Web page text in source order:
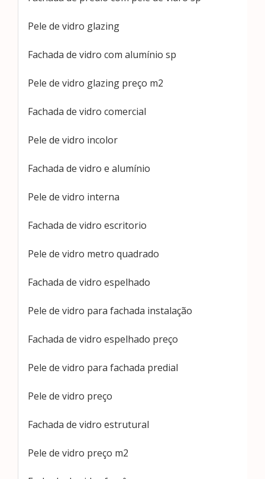
Pele de vidro glazing
Fachada de vidro com alumínio sp
Pele de vidro glazing preço m2
Fachada de vidro comercial
Pele de vidro incolor
Fachada de vidro e alumínio
Pele de vidro interna
Fachada de vidro escritorio
Pele de vidro metro quadrado
Fachada de vidro espelhado
Pele de vidro para fachada instalação
Fachada de vidro espelhado preço
Pele de vidro para fachada predial
Pele de vidro preço
Fachada de vidro estrutural
Pele de vidro preço m2